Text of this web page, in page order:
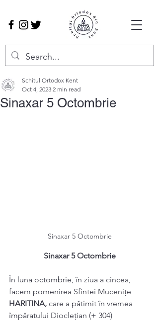
Sinaxar 5 Octombrie
Schitul Ortodox Kent
Oct 4, 2023 2 min read
Sinaxar 5 Octombrie
Sinaxar 5 Octombrie
În luna octombrie, în ziua a cincea,
facem pomenirea Sfintei Mucenițe
HARITINA, care a pătimit în vremea
împăratului Dioclețian (+ 304)